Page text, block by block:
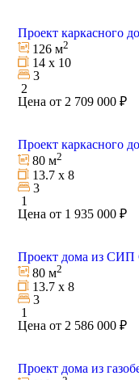
Проект каркасного
126 м2
14 х 10
3
2
Цена от 2 709 000 ₽
Проект каркасного
80 м2
13.7 х 8
3
1
Цена от 1 935 000 ₽
Проект дома из СИП
80 м2
13.7 х 8
3
1
Цена от 2 586 000 ₽
Проект дома из